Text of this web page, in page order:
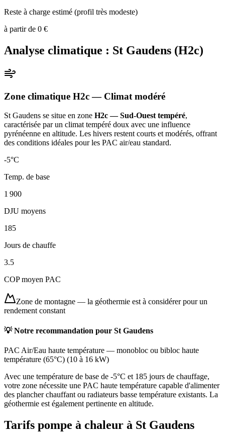
Reste à charge estimé (profil très modeste)
à partir de 0 €
Analyse climatique : St Gaudens (H2c)
Zone climatique H2c— Climat modéré
St Gaudens se situe en zone H2c — Sud-Ouest tempéré,
caractérisée par un climat tempéré doux avec une influence
pyrénéenne en altitude. Les hivers restent courts et modérés, offrant
des conditions idéales pour les PAC air/eau standard.
-5°C
Temp. de base
1 900
DJU moyens
185
Jours de chauffe
3.5
COP moyen PAC
Zone de montagne — la géothermie est à considérer pour un
rendement constant
💡 Notre recommandation pour St Gaudens
PAC Air/Eau haute température — monobloc ou bibloc haute
température (65°C) (10 à 16 kW)
Avec une température de base de -5°C et 185 jours de chauffage,
votre zone nécessite une PAC haute température capable d'alimenter
des plancher chauffant ou radiateurs basse température existants. La
géothermie est également pertinente en altitude.
Tarifs pompe à chaleur à St Gaudens